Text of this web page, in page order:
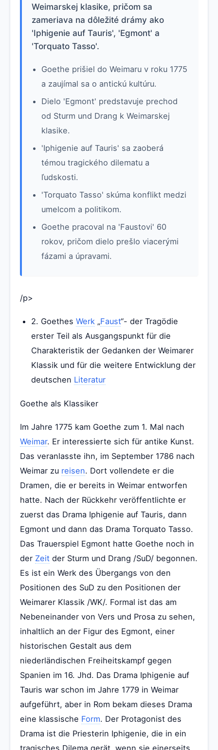
Weimarskej klasike, pričom sa
zameriava na dôležité drámy ako
'Iphigenie auf Tauris', 'Egmont' a
'Torquato Tasso'.
Goethe prišiel do Weimaru v roku 1775
a zaujímal sa o antickú kultúru.
Dielo 'Egmont' predstavuje prechod
od Sturm und Drang k Weimarskej
klasike.
'Iphigenie auf Tauris' sa zaoberá
témou tragického dilematu a
ľudskosti.
'Torquato Tasso' skúma konflikt medzi
umelcom a politikom.
Goethe pracoval na 'Faustovi' 60
rokov, pričom dielo prešlo viacerými
fázami a úpravami.
/p>
2. Goethes Werk „Faust“- der Tragödie
erster Teil als Ausgangspunkt für die
Charakteristik der Gedanken der Weimarer
Klassik und für die weitere Entwicklung der
deutschen Literatur
Goethe als Klassiker
Im Jahre 1775 kam Goethe zum 1. Mal nach
Weimar. Er interessierte sich für antike Kunst.
Das veranlasste ihn, im September 1786 nach
Weimar zu reisen. Dort vollendete er die
Dramen, die er bereits in Weimar entworfen
hatte. Nach der Rückkehr veröffentlichte er
zuerst das Drama Iphigenie auf Tauris, dann
Egmont und dann das Drama Torquato Tasso.
Das Trauerspiel Egmont hatte Goethe noch in
der Zeit der Sturm und Drang /SuD/ begonnen.
Es ist ein Werk des Übergangs von den
Positionen des SuD zu den Positionen der
Weimarer Klassik /WK/. Formal ist das am
Nebeneinander von Vers und Prosa zu sehen,
inhaltlich an der Figur des Egmont, einer
historischen Gestalt aus dem
niederländischen Freiheitskampf gegen
Spanien im 16. Jhd. Das Drama Iphigenie auf
Tauris war schon im Jahre 1779 in Weimar
aufgeführt, aber in Rom bekam dieses Drama
eine klassische Form. Der Protagonist des
Drama ist die Priesterin Iphigenie, die in ein